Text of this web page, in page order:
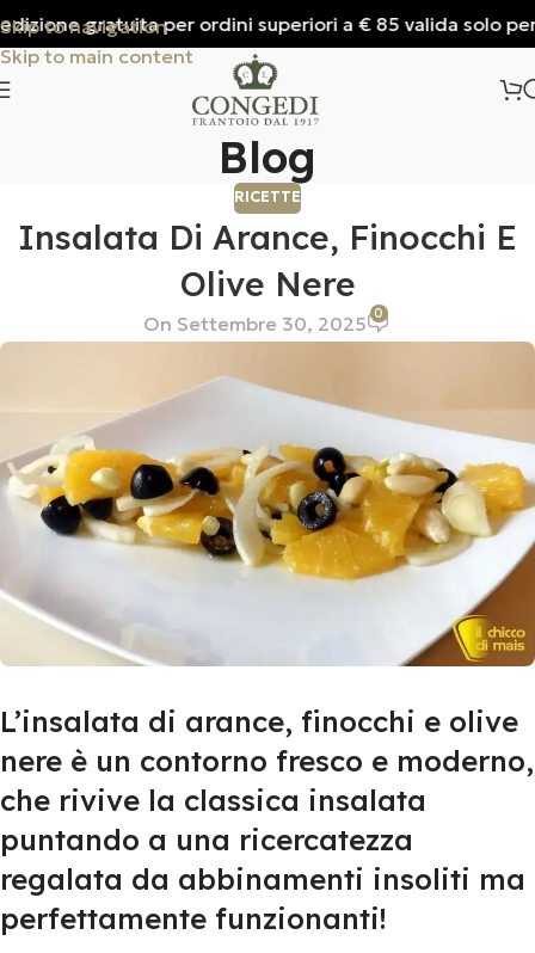
Skip to navigation
Skip to main content
gratuita per ordini superiori a € 85 valida solo per
Blog
RICETTE
Insalata Di Arance, Finocchi E
Olive Nere
On Settembre 30, 2025 0
L’insalata di arance, finocchi e olive
nere è un contorno fresco e moderno,
che rivive la classica insalata
puntando a una ricercatezza
regalata da abbinamenti insoliti ma
perfettamente funzionanti!